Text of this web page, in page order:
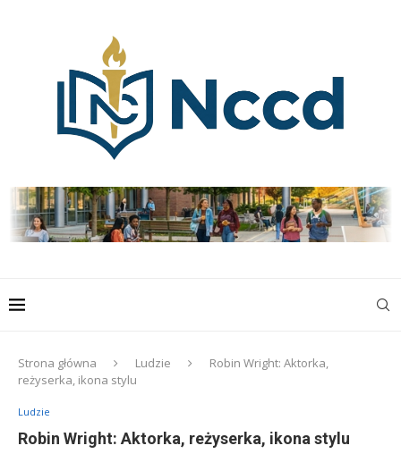
Strona główna Ludzie
Robin Wright: Aktorka,
reżyserka, ikona stylu
Ludzie
Robin Wright: Aktorka, reżyserka, ikona stylu